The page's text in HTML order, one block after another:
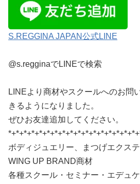
S.REGGINA JAPAN公式LINE
@s.regginaでLINEで検索
LINEより商材やスクールへのお問
きるようになりました。
ぜひお友達追加してください。
ボディジュエリー、まつげエクス
WING UP BRAND商材
各種スクール・セミナー・エデュ